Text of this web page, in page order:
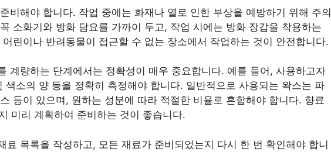
비해야 합니다. 작업 중에는 화재나 열로 인한 부상을 예방하기 위해 주의
소화기와 방화 담요를 가까이 두고, 작업 시에는 방화 장갑을 착용하는
린이나 반려동물이 접근할 수 없는 장소에서 작업하는 것이 안전합니다.
계량하는 단계에서는 정확성이 매우 중요합니다. 예를 들어, 사용하고자
색소의 양 등을 정확히 측정해야 합니다. 일반적으로 사용되는 왁스는 파
등이 있으며, 원하는 성분에 따라 적절한 비율로 혼합해야 합니다. 향료
미리 계획하여 준비하는 것이 좋습니다.
료 목록을 작성하고, 모든 재료가 준비되었는지 다시 한 번 확인해야 합니